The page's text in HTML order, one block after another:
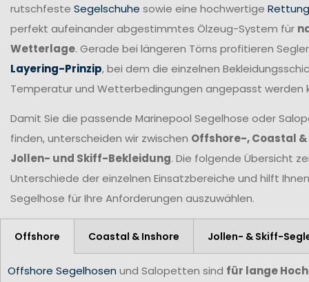
rutschfeste Segelschuhe sowie eine hochwertige
perfekt aufeinander abgestimmtes Ölzeug-System für
Wetterlage. Gerade bei längeren Törns profitieren
Layering-Prinzip, bei dem die einzelnen
Temperatur und Wetterbedingungen angepasst werden
Damit Sie die passende Marinepool Segelhose oder
finden, unterscheiden wir zwischen Offshore-, Coastal
Jollen- und Skiff-Bekleidung. Die folgende Übersicht
Unterschiede der einzelnen Einsatzbereiche und hilft
Segelhose für Ihre Anforderungen auszuwählen.
Offshore Coastal & Inshore Jollen- & Skiff-
Offshore Segelhosen und Salopetten sind für lange